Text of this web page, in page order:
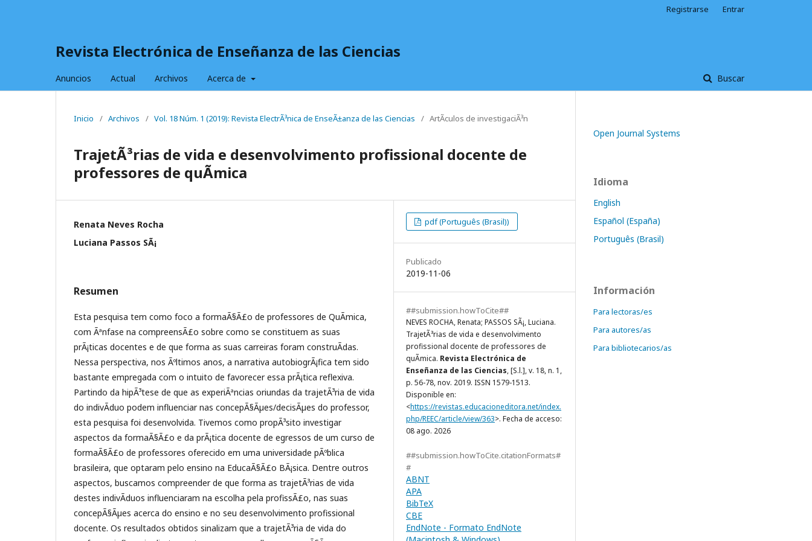
Revista Electrónica de Enseñanza de las Ciencias
Anuncios Actual Archivos Acerca de Buscar
Registrarse Entrar
Inicio / Archivos / Vol. 18 Núm. 1 (2019): Revista ElectrÃ³nica de EnseÃ±anza de las Ciencias / ArtÃ­culos de investigaciÃ³n
TrajetÃ³rias de vida e desenvolvimento profissional docente de
professores de quÃ­mica
Renata Neves Rocha
Luciana Passos SÃ¡
Resumen
Esta pesquisa tem como foco a formaÃ§Ã£o de professores de QuÃ­mica,
com Ãªnfase na compreensÃ£o sobre como se constituem as suas
prÃ¡ticas docentes e de que forma as suas carreiras foram construÃ­das.
Nessa perspectiva, nos Ãºltimos anos, a narrativa autobiogrÃ¡fica tem sido
bastante empregada com o intuito de favorecer essa prÃ¡tica reflexiva.
Partindo da hipÃ³tese de que as experiÃªncias oriundas da trajetÃ³ria de vida
do indivÃ­duo podem influenciar nas concepÃ§Ãµes/decisÃµes do professor,
esta pesquisa foi desenvolvida. Tivemos como propÃ³sito investigar
aspectos da formaÃ§Ã£o e da prÃ¡tica docente de egressos de um curso de
formaÃ§Ã£o de professores oferecido em uma universidade pÃºblica
brasileira, que optaram pelo ensino na EducaÃ§Ã£o BÃ¡sica. Dentre outros
aspectos, buscamos compreender de que forma as trajetÃ³rias de vida
destes indivÃ­duos influenciaram na escolha pela profissÃ£o, nas suas
concepÃ§Ãµes acerca do ensino e no seu desenvolvimento profissional
docente. Os resultados obtidos sinalizam que a trajetÃ³ria de vida do
pdf (Português (Brasil))
Publicado
2019-11-06
##submission.howToCite##
NEVES ROCHA, Renata; PASSOS SÃ¡, Luciana.
TrajetÃ³rias de vida e desenvolvimento
profissional docente de professores de
quÃ­mica. Revista Electrónica de
Enseñanza de las Ciencias, [S.l.], v. 18, n. 1,
p. 56-78, nov. 2019. ISSN 1579-1513.
Disponible en:
<https://revistas.educacioneditora.net/index.
php/REEC/article/view/363>. Fecha de acceso:
08 ago. 2026
##submission.howToCite.citationFormats#
#
ABNT
APA
BibTeX
CBE
EndNote - Formato EndNote
Open Journal Systems
Idioma
English
Español (España)
Português (Brasil)
Información
Para lectoras/es
Para autores/as
Para bibliotecarios/as